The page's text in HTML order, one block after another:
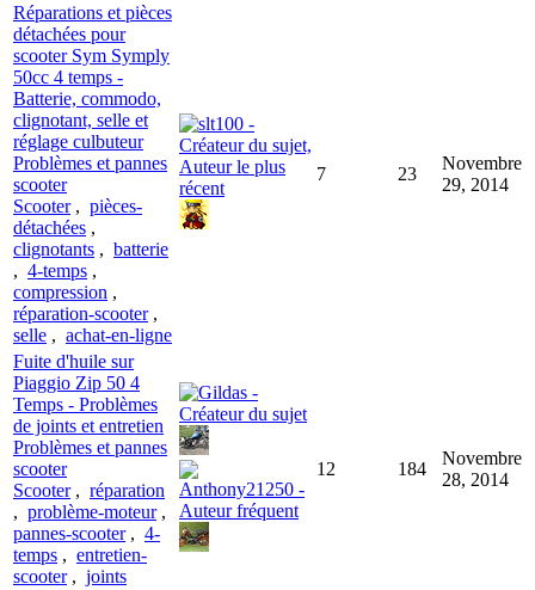
Réparations et pièces
détachées pour
scooter Sym Symply
50cc 4 temps -
Batterie, commodo,
clignotant, selle et
réglage culbuteur
Problèmes et pannes
scooter
Scooter, pièces-
détachées ,
clignotants , batterie
, 4-temps ,
compression ,
réparation-scooter,
selle , achat-en-ligne
7 23
Novembre
29, 2014
Fuite d'huile sur
Piaggio Zip 50 4
Temps - Problèmes
de joints et entretien
Problèmes et pannes
scooter
Scooter, réparation
, problème-moteur,
pannes-scooter, 4-
temps , entretien-
scooter, joints
12 184
Novembre
28, 2014